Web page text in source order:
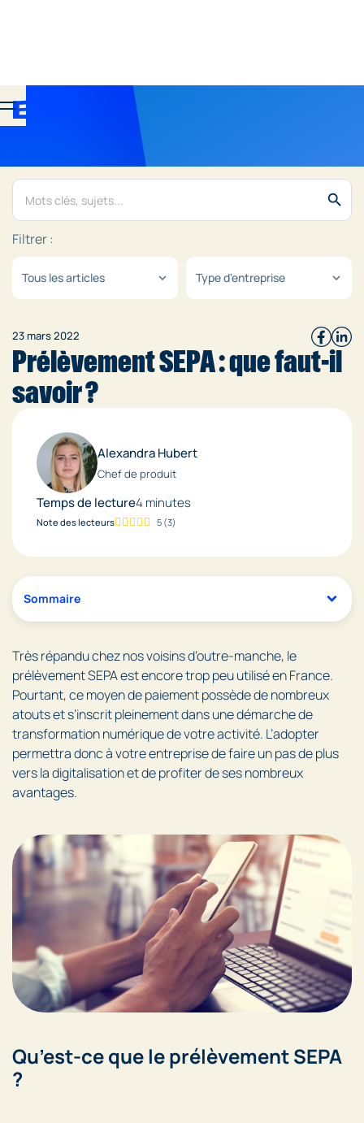
Filtrer :
Tous les articles expand_more Type d'entreprise expand_more
search
23 mars 2022
Prélèvement SEPA : que faut-il
savoir ?
Alexandra Hubert
Chef de produit
Temps de lecture4 minutes
Note des lecteurs 5 (3)
Sommaire
Très répandu chez nos voisins d’outre-manche, le
prélèvement SEPA est encore trop peu utilisé en France.
Pourtant, ce moyen de paiement possède de nombreux
atouts et s’inscrit pleinement dans une démarche de
transformation numérique de votre activité. L’adopter
permettra donc à votre entreprise de faire un pas de plus
vers la digitalisation et de profiter de ses nombreux
avantages.
Qu’est-ce que le prélèvement SEPA
?